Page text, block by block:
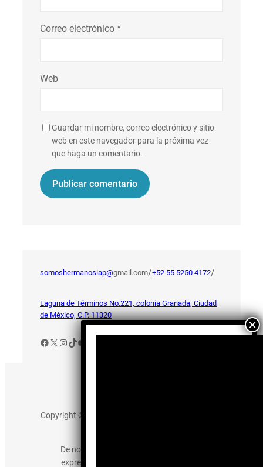
Correo electrónico *
Web
Guardar mi nombre, correo electrónico y sitio
web en este navegador para la próxima vez
que haga un comentario.
somoshermanosiap@gmail.com/+52 55 5250 4172/
Laguna de Términos No.221, colonia Granada, Ciudad
de México, C.P. 11320
Facebook
X Instagram
TikTok
YouTube
Copyright © 2025 somos-hermanos.mx. Todos los
De no existir previa autorización, queda
expresamente prohibida la publicación,